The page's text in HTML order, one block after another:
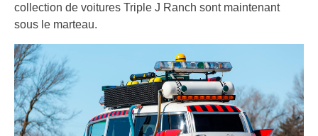
collection de voitures Triple J Ranch sont maintenant
sous le marteau.